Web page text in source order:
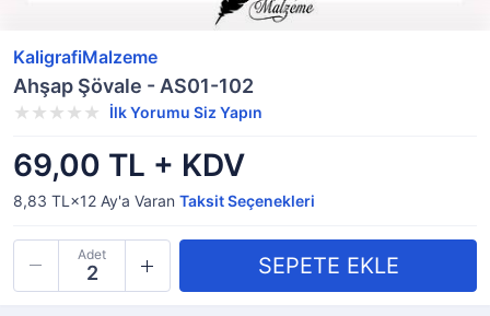
KaligrafiMalzeme
Ahşap Şövale - AS01-102
İlk Yorumu Siz Yapın
69,00 TL + KDV
8,83 TL×12 Ay'a Varan Taksit Seçenekleri
Adet